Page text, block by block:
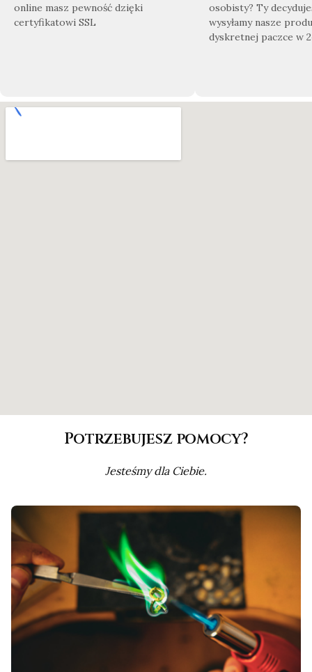
online masz pewność dzięki
certyfikatowi SSL
osobisty? Ty
wysyłamy nasze
dyskretnej paczce w
Potrzebujesz pomocy?
Jesteśmy dla Ciebie.